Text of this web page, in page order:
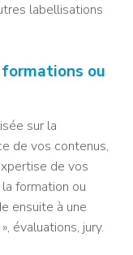
labellisations
ou
sur la
de vos contenus,
de vos
formation ou
ensuite à une
évaluations, jury.